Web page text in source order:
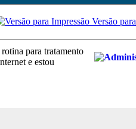
Versão para
para tratamento
e estou